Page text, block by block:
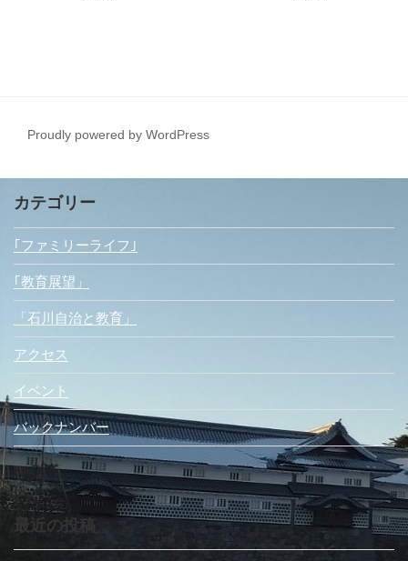
Proudly powered by WordPress
カテゴリー
｢ファミリーライフ｣
｢教育展望」
「石川自治と教育」
アクセス
イベント
バックナンバー
最近の投稿